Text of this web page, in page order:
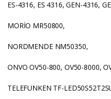
ES-4316, ES 4316, GEN-4316,
MORİO MR50800,
NORDMENDE NM50350,
ONVO OV50-800, OV50-8000,
TELEFUNKEN TF-